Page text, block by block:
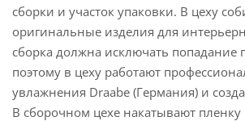
сборки и участок упаковки. В цеху
оригинальные изделия для
сборка должна исключать
поэтому в цеху работают
увлажнения Draabe (Германия) и
В сборочном цехе накатывают пленку